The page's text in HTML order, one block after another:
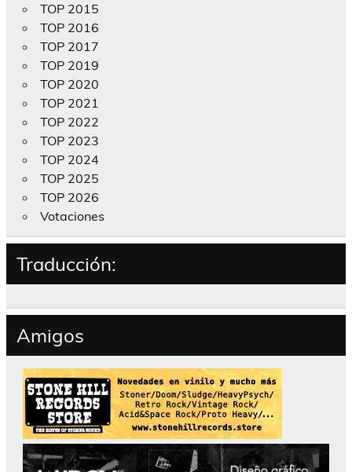
TOP 2015
TOP 2016
TOP 2017
TOP 2019
TOP 2020
TOP 2021
TOP 2022
TOP 2023
TOP 2024
TOP 2025
TOP 2026
Votaciones
Traducción:
Amigos